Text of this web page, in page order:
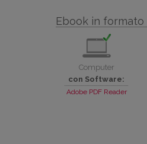
Ebook in formato
Computer
con Software:
Adobe PDF Reader